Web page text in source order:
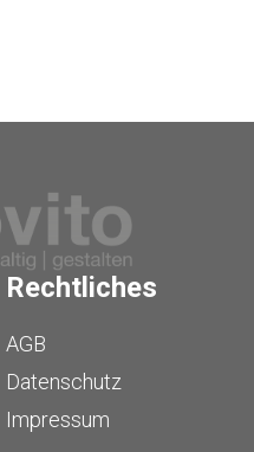
Rechtliches
AGB
Datenschutz
Impressum